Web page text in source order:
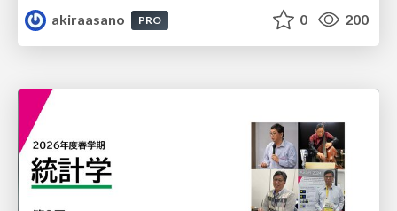
akiraasano
PRO 0 200